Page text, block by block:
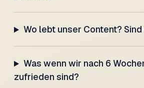
Wo lebt unser Content?
Was wenn wir nach 6
zufrieden sind?